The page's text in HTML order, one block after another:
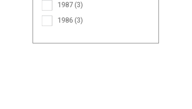
1986 (3)
1987 (3)